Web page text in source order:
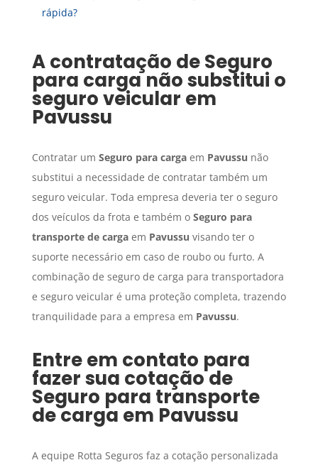
rápida?
A contratação deSeguro
para carganão substitui o
seguro veicular em
Pavussu
Contratar um Seguro para cargaem Pavussu não
substitui a necessidade de contratar também um
seguro veicular. Toda empresa deveria ter o seguro
dos veículos da frota e também o Seguro para
transporte de cargaem Pavussu visando ter o
suporte necessário em caso de roubo ou furto. A
combinação de seguro de carga para transportadora
e seguro veicular é uma proteção completa, trazendo
tranquilidade para a empresa em Pavussu.
Entre em contato para
fazer sua cotação de
Seguro para transporte
de carga em Pavussu
A equipe Rotta Seguros faz a cotação personalizada